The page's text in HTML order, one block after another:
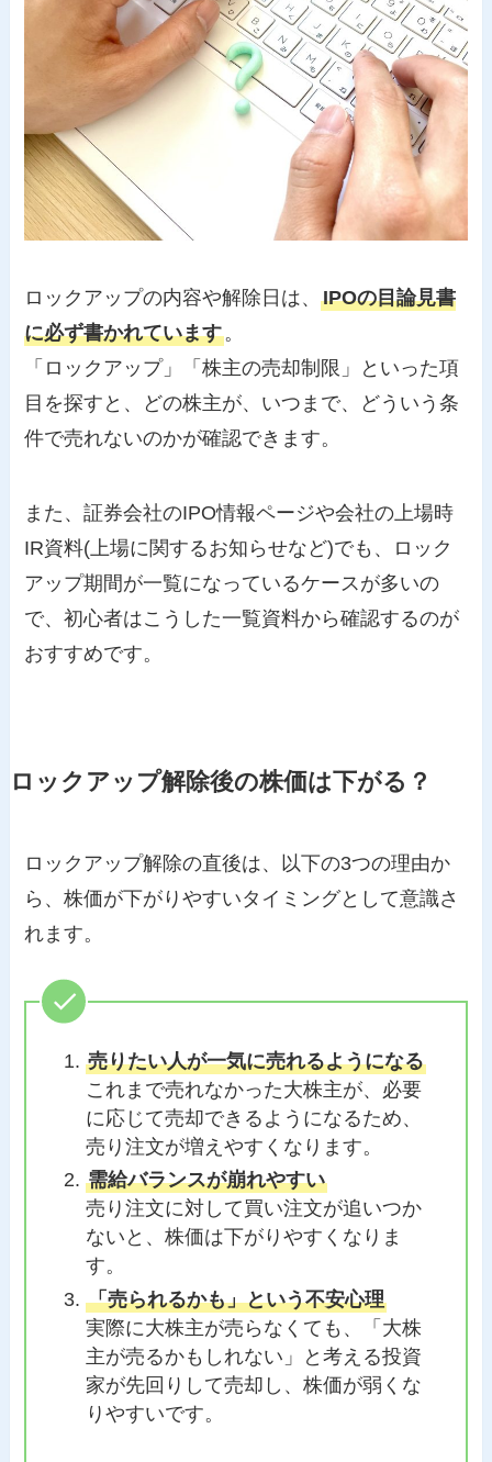
ロックアップの内容や解除日は、IPOの目論見書
に必ず書かれています。
「ロックアップ」「株主の売却制限」といった項
目を探すと、どの株主が、いつまで、どういう条
件で売れないのかが確認できます。
また、証券会社のIPO情報ページや会社の上場時
IR資料(上場に関するお知らせなど)でも、ロック
アップ期間が一覧になっているケースが多いの
で、初心者はこうした一覧資料から確認するのが
おすすめです。
ロックアップ解除後の株価は下がる？
ロックアップ解除の直後は、以下の3つの理由か
ら、株価が下がりやすいタイミングとして意識さ
れます。
売りたい人が一気に売れるようになる
これまで売れなかった大株主が、必要
に応じて売却できるようになるため、
売り注文が増えやすくなります。
需給バランスが崩れやすい
売り注文に対して買い注文が追いつか
ないと、株価は下がりやすくなりま
す。
「売られるかも」という不安心理
実際に大株主が売らなくても、「大株
主が売るかもしれない」と考える投資
家が先回りして売却し、株価が弱くな
りやすいです。